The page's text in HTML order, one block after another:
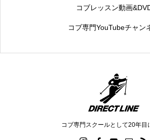
コブレッスン動画
コブ専門YouTubeチャン
コブ専門スクールとして20年目